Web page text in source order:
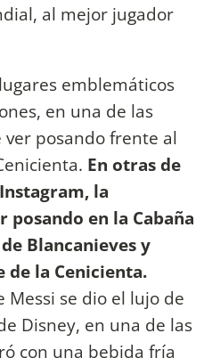
al mejor jugador
emblemáticos
en una de las
ver posando frente al
En otras de
la
en la Cabaña
Blancanieves y
la Cenicienta.
se dio el lujo de
Disney, en una de las
con una bebida fría